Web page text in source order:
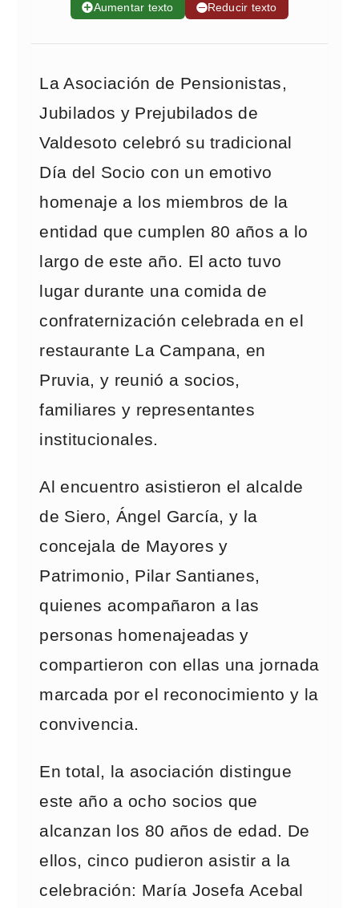
➕Aumentar texto ➖Reducir texto
La Asociación de Pensionistas,
Jubilados y Prejubilados de
Valdesoto celebró su tradicional
Día del Socio con un emotivo
homenaje a los miembros de la
entidad que cumplen 80 años a lo
largo de este año. El acto tuvo
lugar durante una comida de
confraternización celebrada en el
restaurante La Campana, en
Pruvia, y reunió a socios,
familiares y representantes
institucionales.
Al encuentro asistieron el alcalde
de Siero, Ángel García, y la
concejala de Mayores y
Patrimonio, Pilar Santianes,
quienes acompañaron a las
personas homenajeadas y
compartieron con ellas una jornada
marcada por el reconocimiento y la
convivencia.
En total, la asociación distingue
este año a ocho socios que
alcanzan los 80 años de edad. De
ellos, cinco pudieron asistir a la
celebración: María Josefa Acebal